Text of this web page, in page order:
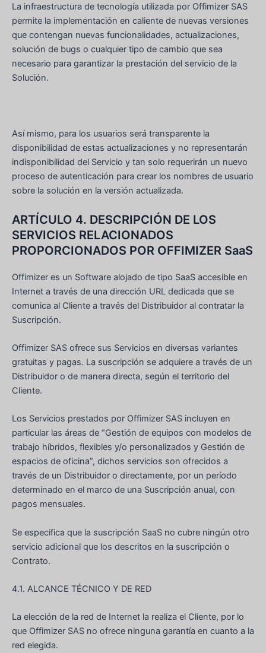
La infraestructura de tecnología utilizada por Offimizer SAS
permite la implementación en caliente de nuevas versiones
que contengan nuevas funcionalidades, actualizaciones,
solución de bugs o cualquier tipo de cambio que sea
necesario para garantizar la prestación del servicio de la
Solución.
Así mismo, para los usuarios será transparente la
disponibilidad de estas actualizaciones y no representarán
indisponibilidad del Servicio y tan solo requerirán un nuevo
proceso de autenticación para crear los nombres de usuario
sobre la solución en la versión actualizada.
ARTÍCULO 4. DESCRIPCIÓN DE LOS
SERVICIOS RELACIONADOS
PROPORCIONADOS POR OFFIMIZER SaaS
Offimizer es un Software alojado de tipo SaaS accesible en
Internet a través de una dirección URL dedicada que se
comunica al Cliente a través del Distribuidor al contratar la
Suscripción.
Offimizer SAS ofrece sus Servicios en diversas variantes
gratuitas y pagas. La suscripción se adquiere a través de un
Distribuidor o de manera directa, según el territorio del
Cliente.
Los Servicios prestados por Offimizer SAS incluyen en
particular las áreas de “Gestión de equipos con modelos de
trabajo híbridos, flexibles y/o personalizados y Gestión de
espacios de oficina”, dichos servicios son ofrecidos a
través de un Distribuidor o directamente, por un período
determinado en el marco de una Suscripción anual, con
pagos mensuales.
Se especifica que la suscripción SaaS no cubre ningún otro
servicio adicional que los descritos en la suscripción o
Contrato.
4.1. ALCANCE TÉCNICO Y DE RED
La elección de la red de Internet la realiza el Cliente, por lo
que Offimizer SAS no ofrece ninguna garantía en cuanto a la
red elegida.